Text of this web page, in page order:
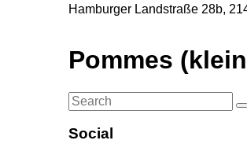
Hamburger Landstraße 28b,
Pommes
Search
for:
Social